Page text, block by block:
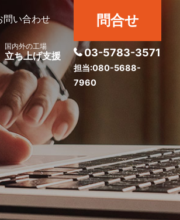
問い合わせ
国内外の工場
立ち上げ支援
問合せ
03-5783-3571
担当:080-5688-
7960